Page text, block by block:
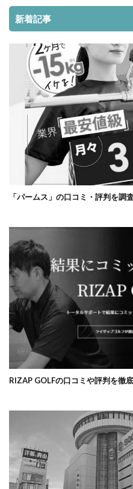
新着記事
「パームス」の口コミ・評判を調
RIZAP GOLFの口コミや評判を徹